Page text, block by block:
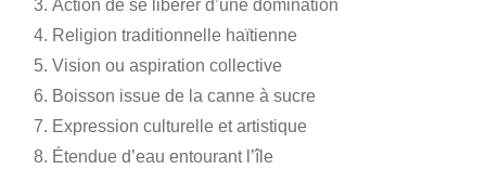
Action de se libérer d’une domination
Religion traditionnelle haïtienne
Vision ou aspiration collective
Boisson issue de la canne à sucre
Expression culturelle et artistique
Étendue d’eau entourant l’île